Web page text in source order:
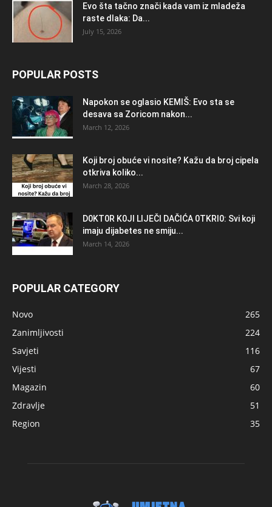
Evo šta tačno znači kada vam iz mladeža
raste dlaka: Da...
July 15, 2026
POPULAR POSTS
Napokon se oglasio KEMlŠ: Evo sta se
desava sa Zoricom nakon...
March 12, 2026
Koji broj obuće vi nosite? Kažu da broj cipela
otkriva koliko...
March 28, 2026
D0KT0R K0Jl LlJEČl DAČlĆA 0TKRl0: Svi koji
imaju dijabetes ne smiju...
March 14, 2026
POPULAR CATEGORY
Novo
265
Zanimljivosti
224
Savjeti
116
Vijesti
67
Magazin
60
Zdravlje
51
Region
35